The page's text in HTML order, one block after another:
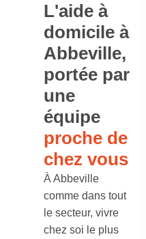
L'aide à
domicile à
Abbeville,
portée par
une
équipe
proche de
chez vous
À Abbeville
comme dans tout
le secteur, vivre
chez soi le plus